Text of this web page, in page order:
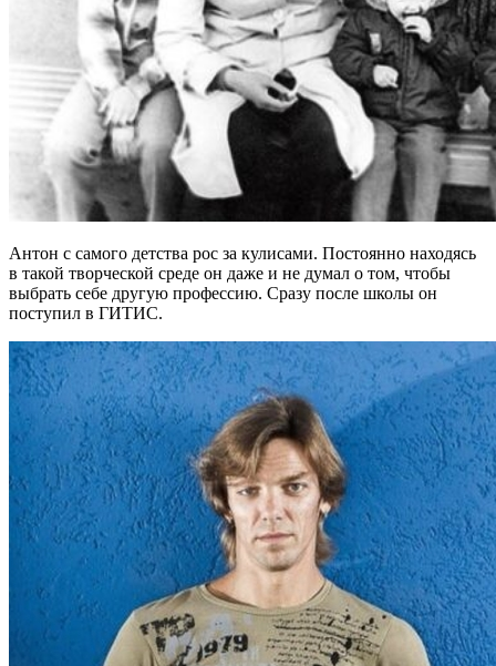
Антон с самого детства рос за кулисами. Постоянно находясь
в такой творческой среде он даже и не думал о том, чтобы
выбрать себе другую профессию. Сразу после школы он
поступил в ГИТИС.